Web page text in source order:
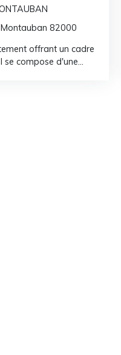
- MONTAUBAN
Montauban 82000
offrant un cadre
se compose d'une